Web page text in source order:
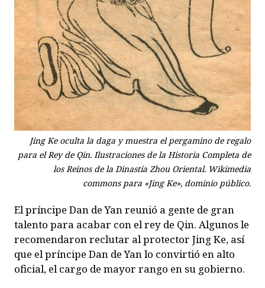
Jing Ke oculta la daga y muestra el pergamino de regalo
para el Rey de Qin. Ilustraciones de la Historia Completa de
los Reinos de la Dinastía Zhou Oriental. Wikimedia
commons para «Jing Ke», dominio público.
El príncipe Dan de Yan reunió a gente de gran
talento para acabar con el rey de Qin. Algunos le
recomendaron reclutar al protector Jing Ke, así
que el príncipe Dan de Yan lo convirtió en alto
oficial, el cargo de mayor rango en su gobierno.